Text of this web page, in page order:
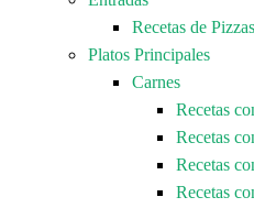
Recetas de
Platos Principales
Carnes
Recetas
Recetas
Recetas
Recetas